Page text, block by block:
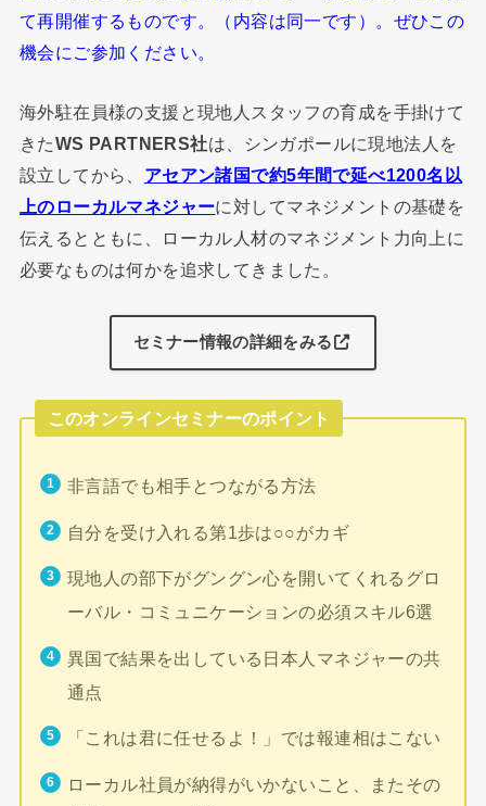
て再開催するものです。（内容は同一です）。ぜひこの
機会にご参加ください。
海外駐在員様の支援と現地人スタッフの育成を手掛けて
きたWS PARTNERS社は、シンガポールに現地法人を
設立してから、 アセアン諸国で約5年間で延べ1200名以
上のローカルマネジャーに対してマネジメントの基礎を
伝えるとともに、ローカル人材のマネジメント力向上に
必要なものは何かを追求してきました。
セミナー情報の詳細をみる
このオンラインセミナーのポイント
非言語でも相手とつながる方法
自分を受け入れる第1歩は○○がカギ
現地人の部下がグングン心を開いてくれるグロ
ーバル・コミュニケーションの必須スキル6選
異国で結果を出している日本人マネジャーの共
通点
「これは君に任せるよ！」では報連相はこない
ローカル社員が納得がいかないこと、またその